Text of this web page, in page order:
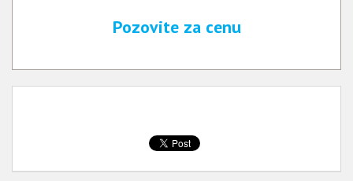
Pozovite za cenu